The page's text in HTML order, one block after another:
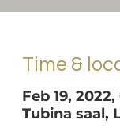
Time &
Feb 19,
Tubina saal,